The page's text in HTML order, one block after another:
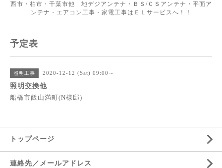
西市・柏市・千葉市他 地デジアンテナ・ＢＳ/ＣＳアンテナ・平面ア
ンテナ・エアコン工事・家電工事はＥＬサービスへ！！
予定表
照明工事 2020-12-12 (Sat) 09:00～
照明交換他
船橋市飯山満町(N様邸)
トップページ
連絡先／メールアドレス